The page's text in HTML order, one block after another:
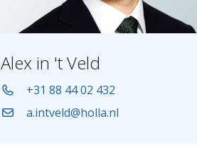
Alex in 't Veld
+31 88 44 02 432
a.intveld@holla.nl